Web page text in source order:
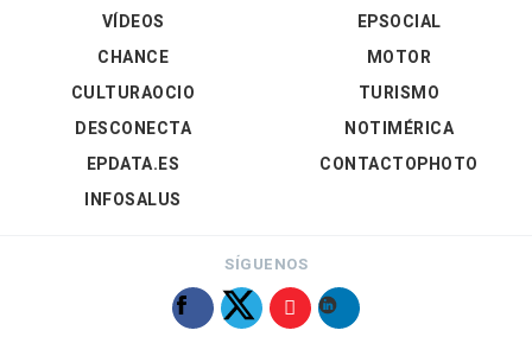
VÍDEOS
EPSOCIAL
CHANCE
CULTURAOCIO
DESCONECTA
EPDATA.ES
INFOSALUS
MOTOR
TURISMO
NOTIMÉRICA
CONTACTOPHOTO
SÍGUENOS